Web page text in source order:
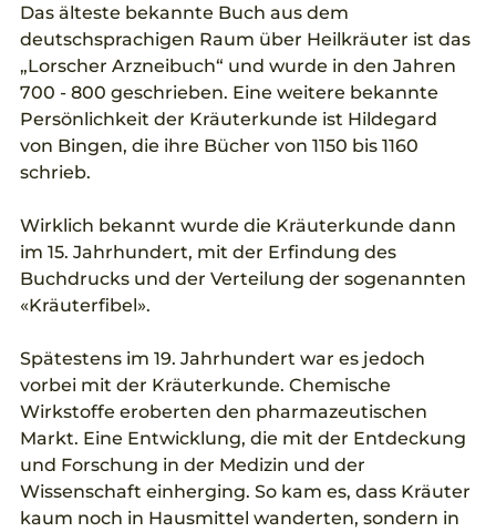
Das älteste bekannte Buch aus dem
deutschsprachigen Raum über Heilkräuter ist das
„Lorscher Arzneibuch“ und wurde in den Jahren
700 - 800 geschrieben. Eine weitere bekannte
Persönlichkeit der Kräuterkunde ist Hildegard
von Bingen, die ihre Bücher von 1150 bis 1160
schrieb.
Wirklich bekannt wurde die Kräuterkunde dann
im 15. Jahrhundert, mit der Erfindung des
Buchdrucks und der Verteilung der sogenannten
«Kräuterfibel».
Spätestens im 19. Jahrhundert war es jedoch
vorbei mit der Kräuterkunde. Chemische
Wirkstoffe eroberten den pharmazeutischen
Markt. Eine Entwicklung, die mit der Entdeckung
und Forschung in der Medizin und der
Wissenschaft einherging. So kam es, dass Kräuter
kaum noch in Hausmittel wanderten, sondern in